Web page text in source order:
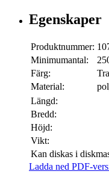
Egenskaper
Produktnummer:
Minimumantal:
Färg:
Material:
Längd:
Bredd:
Höjd:
Vikt:
Kan diskas i
Ladda ned PDF-